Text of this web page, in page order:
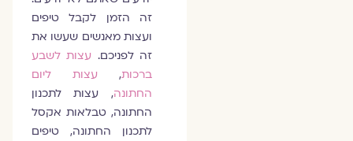
זה הזמן לקבל טיפים
ועצות מאנשים שעשו את
זה לפניכם.עצות לשבע
ברכות,
עצות ליום
החתונה, עצות לתכנון
החתונה, טבלאות אקסל
לתכנון החתונה, טיפים